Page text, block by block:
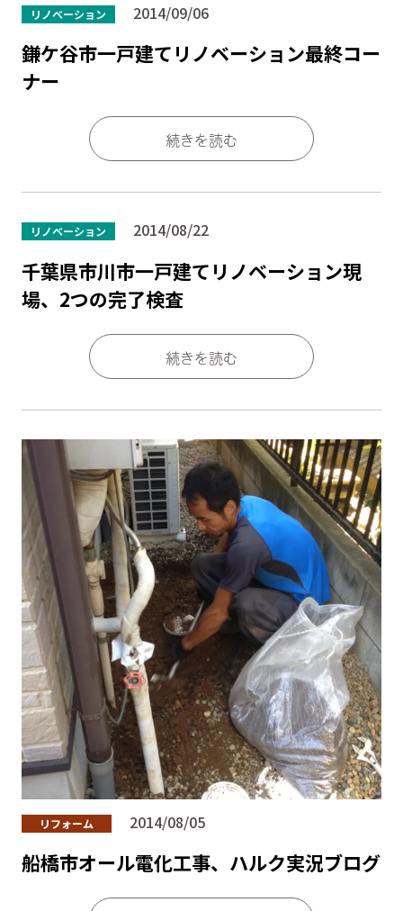
リノベーション 2014/09/06
鎌ケ谷市一戸建てリノベーション最終コー
ナー
続きを読む
リノベーション 2014/08/22
千葉県市川市一戸建てリノベーション現
場、2つの完了検査
続きを読む
リフォーム 2014/08/05
船橋市オール電化工事、ハルク実況ブログ